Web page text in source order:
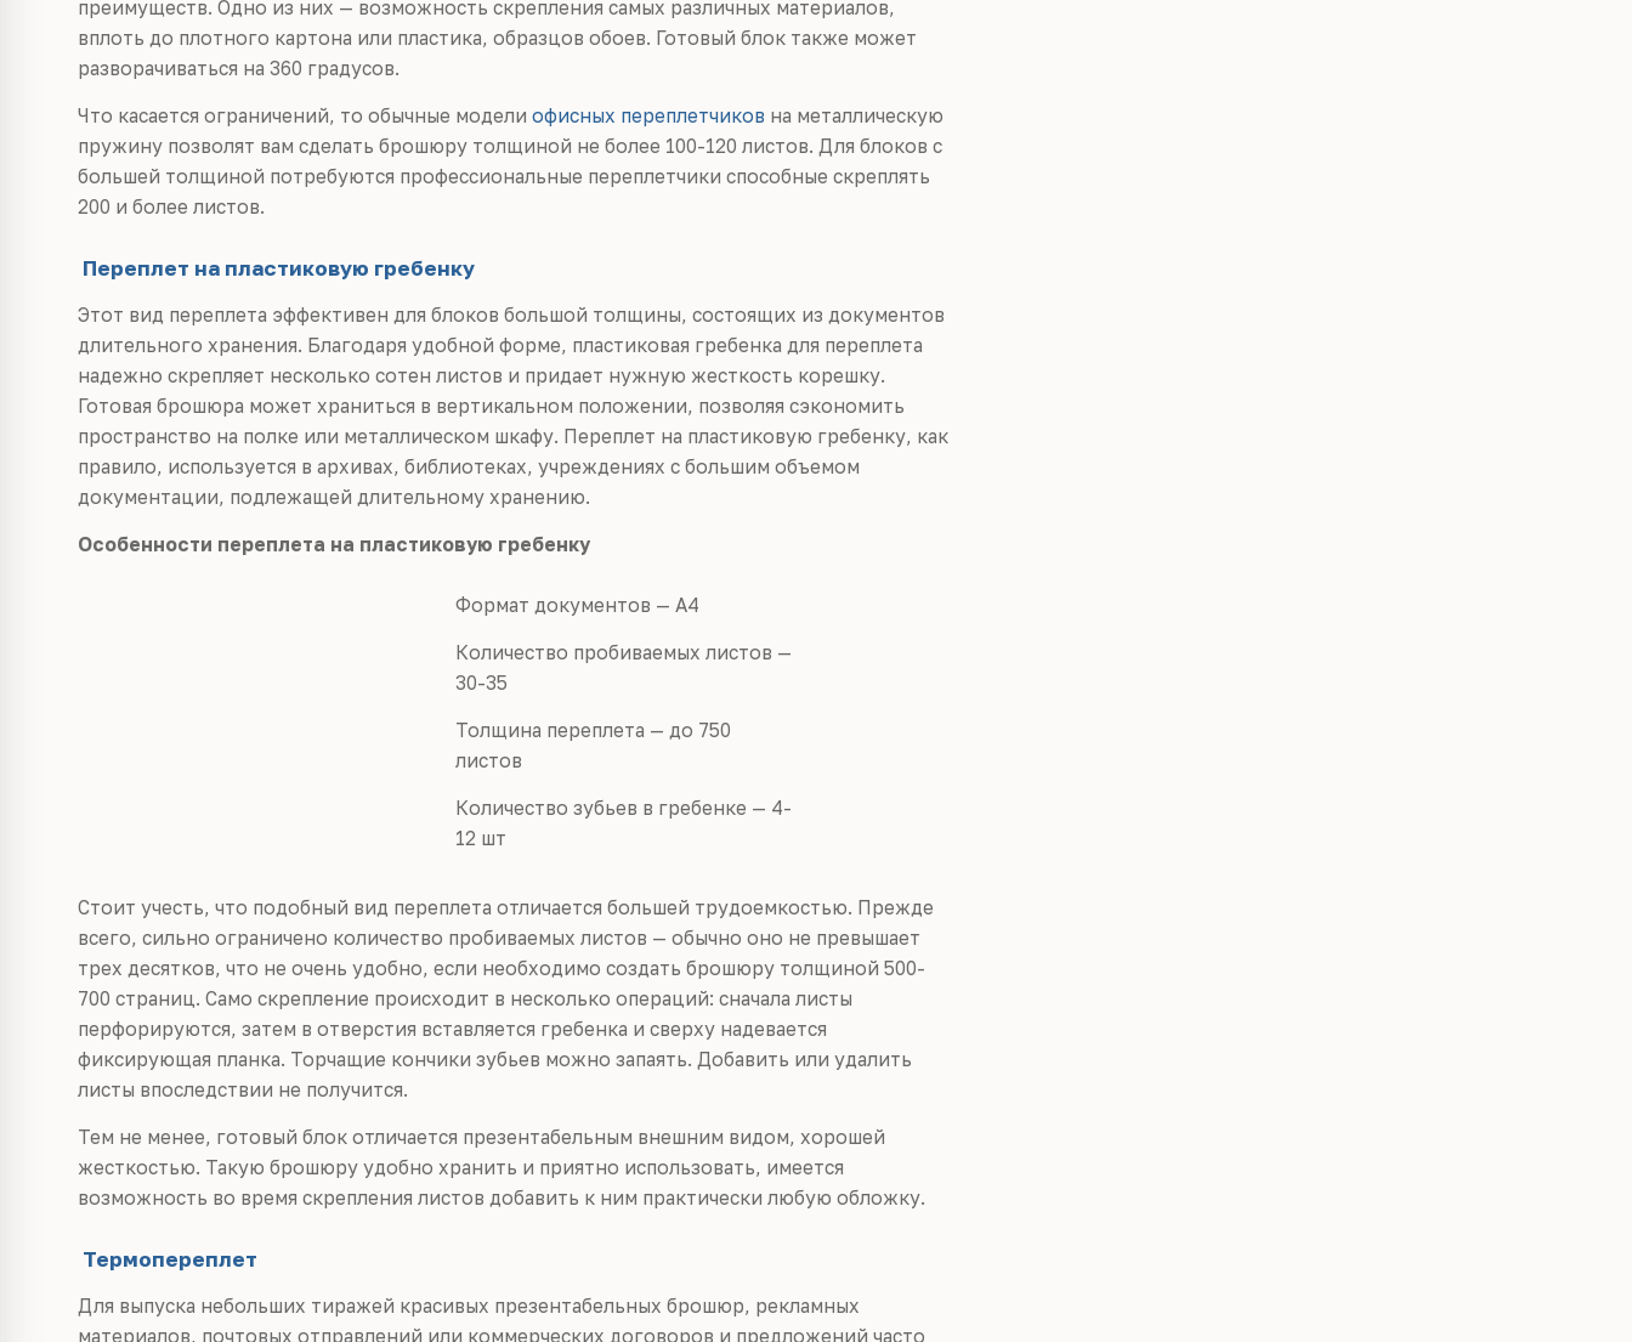
преимуществ. Одно из них — возможность скрепления самых различных материалов,
вплоть до плотного картона или пластика, образцов обоев. Готовый блок также может
разворачиваться на 360 градусов.
Что касается ограничений, то обычные модели офисных переплетчиков на металлическую
пружину позволят вам сделать брошюру толщиной не более 100-120 листов. Для блоков с
большей толщиной потребуются профессиональные переплетчики способные скреплять
200 и более листов.
Переплет на пластиковую гребенку
Этот вид переплета эффективен для блоков большой толщины, состоящих из документов
длительного хранения. Благодаря удобной форме, пластиковая гребенка для переплета
надежно скрепляет несколько сотен листов и придает нужную жесткость корешку.
Готовая брошюра может храниться в вертикальном положении, позволяя сэкономить
пространство на полке или металлическом шкафу. Переплет на пластиковую гребенку, как
правило, используется в архивах, библиотеках, учреждениях с большим объемом
документации, подлежащей длительному хранению.
Особенности переплета на пластиковую гребенку
Формат документов — А4
Количество пробиваемых листов —
30-35
Толщина переплета — до 750
листов
Количество зубьев в гребенке — 4-
12 шт
Стоит учесть, что подобный вид переплета отличается большей трудоемкостью. Прежде
всего, сильно ограничено количество пробиваемых листов — обычно оно не превышает
трех десятков, что не очень удобно, если необходимо создать брошюру толщиной 500-
700 страниц. Само скрепление происходит в несколько операций: сначала листы
перфорируются, затем в отверстия вставляется гребенка и сверху надевается
фиксирующая планка. Торчащие кончики зубьев можно запаять. Добавить или удалить
листы впоследствии не получится.
Тем не менее, готовый блок отличается презентабельным внешним видом, хорошей
жесткостью. Такую брошюру удобно хранить и приятно использовать, имеется
возможность во время скрепления листов добавить к ним практически любую обложку.
Термопереплет
Для выпуска небольших тиражей красивых презентабельных брошюр, рекламных
материалов, почтовых отправлений или коммерческих договоров и предложений часто